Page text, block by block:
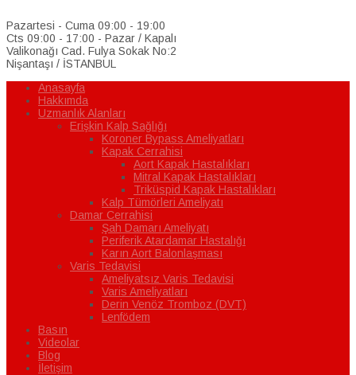
Pazartesi - Cuma 09:00 - 19:00
Cts 09:00 - 17:00 - Pazar / Kapalı
Valikonağı Cad. Fulya Sokak No:2
Nişantaşı / İSTANBUL
Anasayfa
Hakkımda
Uzmanlık Alanları
Erişkin Kalp Sağlığı
Koroner Bypass Ameliyatları
Kapak Cerrahisi
Aort Kapak Hastalıkları
Mitral Kapak Hastalıkları
Triküspid Kapak Hastalıkları
Kalp Tümörleri Ameliyatı
Damar Cerrahisi
Şah Damarı Ameliyatı
Periferik Atardamar Hastalığı
Karın Aort Balonlaşması
Varis Tedavisi
Ameliyatsız Varis Tedavisi
Varis Ameliyatları
Derin Venöz Tromboz (DVT)
Lenfödem
Basın
Videolar
Blog
İletişim